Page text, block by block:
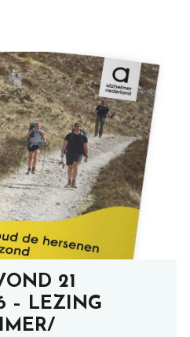
21
– LEZING